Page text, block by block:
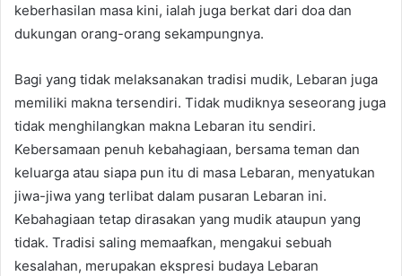
keberhasilan masa kini, ialah juga berkat dari doa dan
dukungan orang-orang sekampungnya.
Bagi yang tidak melaksanakan tradisi mudik, Lebaran juga
memiliki makna tersendiri. Tidak mudiknya seseorang juga
tidak menghilangkan makna Lebaran itu sendiri.
Kebersamaan penuh kebahagiaan, bersama teman dan
keluarga atau siapa pun itu di masa Lebaran, menyatukan
jiwa-jiwa yang terlibat dalam pusaran Lebaran ini.
Kebahagiaan tetap dirasakan yang mudik ataupun yang
tidak. Tradisi saling memaafkan, mengakui sebuah
kesalahan, merupakan ekspresi budaya Lebaran